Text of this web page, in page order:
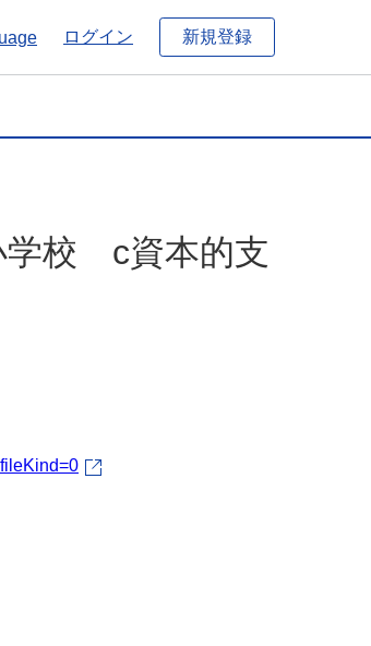
ログイン 新規登録
校 c資本的支